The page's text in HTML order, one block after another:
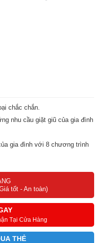
chắc chắn.
nhu cầu giặt giũ của gia đình
gia đình với 8 chương trình
gian giặt nhờ công nghệ
sao pha lê giúp bảo vệ
tốt - An toàn)
Tại Cửa Hàng
THẺ